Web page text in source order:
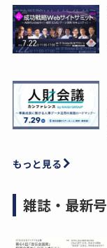
もっと見る
雑誌・最新号